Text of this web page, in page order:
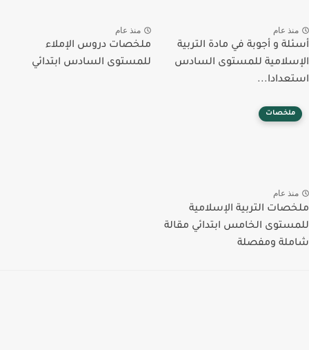
منذ عام
أسئلة و أجوبة في مادة التربية
الإسلامية للمستوى السادس
استعدادا...
منذ عام
ملخصات دروس الإملاء
للمستوى السادس ابتدائي
ملخصات
منذ عام
ملخصات التربية الإسلامية
للمستوى الخامس ابتدائي مقالة
شاملة ومفصلة